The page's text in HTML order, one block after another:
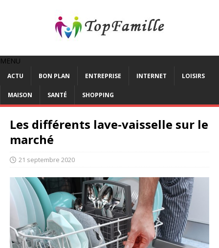
MENU
ACTU BON PLAN ENTREPRISE INTERNET LOISIRS
MAISON SANTÉ SHOPPING
Les différents lave-vaisselle sur le
marché
21 septembre 2020